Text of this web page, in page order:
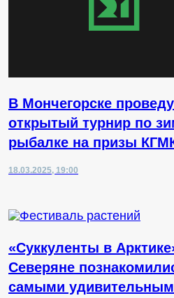
В Мончегорске
открытый турнир по
рыбалке на призы
18.03.2025, 19:00
«Суккуленты в
Северяне
самыми